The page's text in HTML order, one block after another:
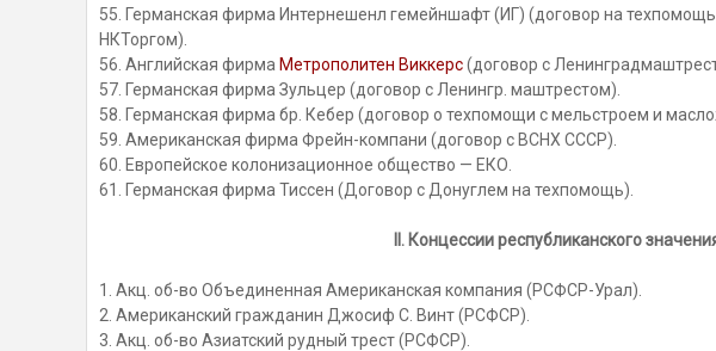
55. Германская фирма Интернешенл гемейншафт (ИГ) (договор на
НКТоргом).
56. Английская фирма Метрополитен Виккерс(договор с
57. Германская фирма Зульцер (договор с Ленингр. маштрестом).
58. Германская фирма бр. Кебер (договор о техпомощи с мельстроем и
59. Американская фирма Фрейн-компани (договор с ВСНХ СССР).
60. Европейское колонизационное общество — ЕКО.
61. Германская фирма Тиссен (Договор с Донуглем на техпомощь).
II. Концессии республиканского
1. Акц. об-во Объединенная Американская компания (РСФСР-Урал).
2. Американский гражданин Джосиф С. Винт (РСФСР).
3. Акц. об-во Азиатский рудный трест (РСФСР).